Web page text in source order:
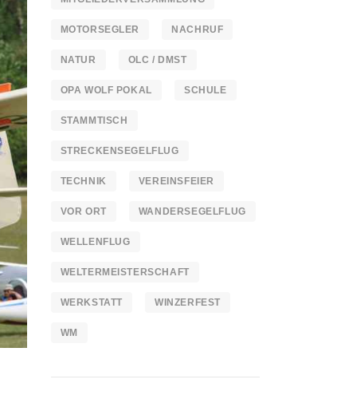
MOTORSEGLER NACHRUF
NATUR OLC / DMST
OPA WOLF POKAL SCHULE
STAMMTISCH
STRECKENSEGELFLUG
TECHNIK VEREINSFEIER
VOR ORT WANDERSEGELFLUG
WELLENFLUG
WELTERMEISTERSCHAFT
WERKSTATT WINZERFEST
WM